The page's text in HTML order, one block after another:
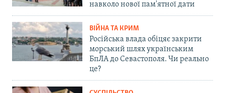
навколо нової пам'ятної дати
ВІЙНА ТА КРИМ
Російська влада обіцяє закрити
морський шлях українським
БпЛА до Севастополя. Чи реально
це?